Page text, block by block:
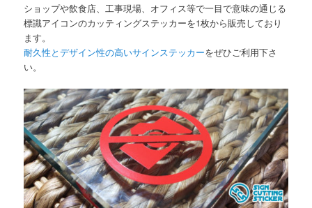
ショップや飲食店、工事現場、オフィス等で一目で意味の通じる
標識アイコンのカッティングステッカーを1枚から販売しており
ます。
耐久性とデザイン性の高いサインステッカーをぜひご利用下さ
い。